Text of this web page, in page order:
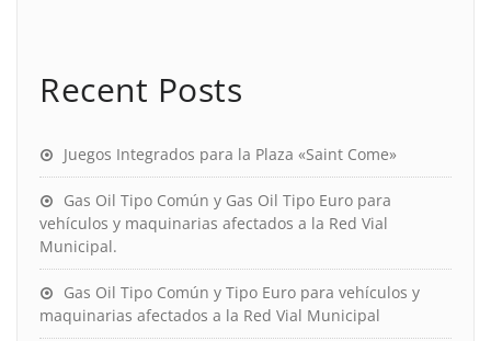
Recent Posts
Juegos Integrados para la Plaza «Saint Come»
Gas Oil Tipo Común y Gas Oil Tipo Euro para
vehículos y maquinarias afectados a la Red Vial
Municipal.
Gas Oil Tipo Común y Tipo Euro para vehículos y
maquinarias afectados a la Red Vial Municipal